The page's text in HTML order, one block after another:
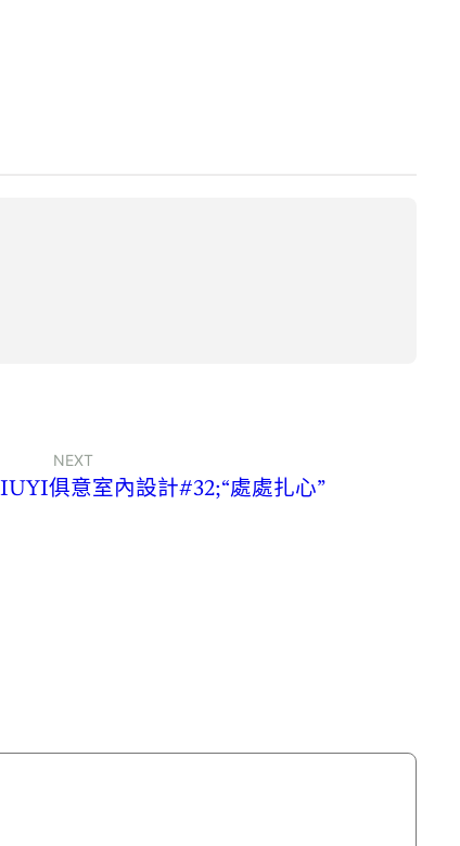
NEXT
俱意室內設計#32;“處處扎心”